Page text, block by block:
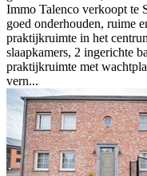
Immo Talenco verkoopt te
goed onderhouden, ruime
praktijkruimte in het
slaapkamers, 2 ingerichte
praktijkruimte met
vern...